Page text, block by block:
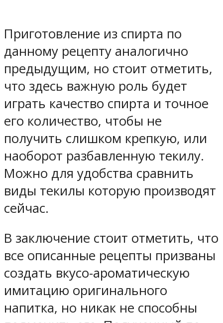
Приготовление из спирта по
данному рецепту аналогично
предыдущим, но стоит отметить,
что здесь важную роль будет
играть качество спирта и точное
его количество, чтобы не
получить слишком крепкую, или
наоборот разбавленную текилу.
Можно для удобства сравнить
виды текилы которую производят
сейчас.
В заключение стоит отметить, что
все описанные рецепты призваны
создать вкусо-ароматическую
имитацию оригинального
напитка, но никак не способны